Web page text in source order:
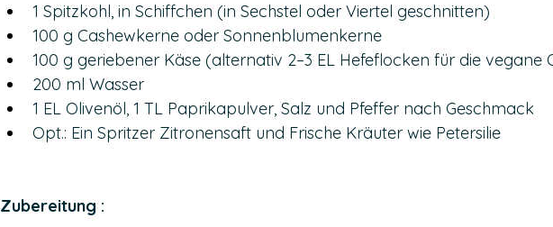
1 Spitzkohl, in Schiffchen (in Sechstel oder Viertel geschnitten)
100 g Cashewkerne oder Sonnenblumenkerne
100 g geriebener Käse (alternativ 2–3 EL Hefeflocken für die vegane
200 ml Wasser
1 EL Olivenöl, 1 TL Paprikapulver, Salz und Pfeffer nach Geschmack
Opt.: Ein Spritzer Zitronensaft und Frische Kräuter wie Petersilie
Zubereitung :